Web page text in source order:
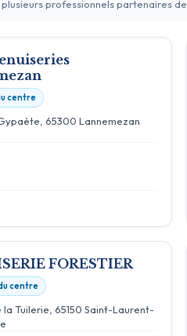
professionnels partenaires
centre
65300 Lannemezan
FORESTIER
centre
la Tuilerie, 65150 Saint-Laurent-